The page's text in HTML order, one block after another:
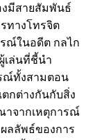
มีสายสัมพันธ์
ทางโทรจิต
ณ์ในอดีต กลไก
เล่นที่ชี้นำ
ณ์ทั้งสามตอน
กต่างกันกับสิ่ง
าจากเหตุการณ์
ลลัพธ์ของการ